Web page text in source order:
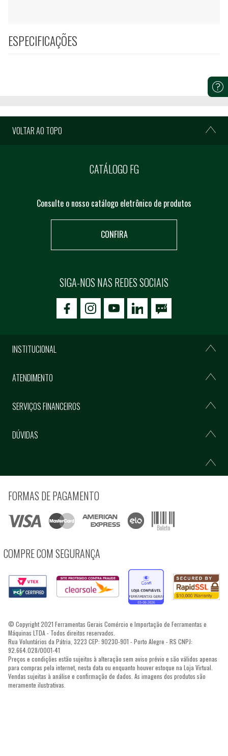
ESPECIFICAÇÕES
VOLTAR AO TOPO
CATÁLOGO FG
Consulte o nosso catálogo eletrônico de produtos
CONFIRA
SIGA-NOS NAS REDES SOCIAIS
icon-facebookicon-social02icon-social03
INSTITUCIONAL
ATENDIMENTO
SERVIÇOS FINANCEIROS
DÚVIDAS
FORMAS DE PAGAMENTO
COMPRE COM SEGURANÇA
© Copyright 2021 Ferramentas Gerais Comércio e Importação de Ferramentas e
Máquinas LTDA - Todos direitos reservados.
Rua Voluntários da Pátria, 3223 CEP: 90230-901 - Porto Alegre - RS CNPJ:
92.664.028/0001-41
Preços e condições estão sujeitos à alteração sem aviso prévio e são válidos apenas
para compras pela internet, nesta data ou enquanto houver estoque na Loja Virtual.
Vendas sujeitas à análise e confirmação de dados. As imagens dos produtos são
meramente ilustrativas.